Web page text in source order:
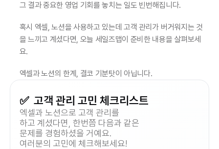
그 결과 중요한 영업 기회를 놓치는 일도 빈번해집니다.
혹시 엑셀, 노션을 사용하고 있는데 고객 관리가 버거워지는 것
을 느끼고 계셨다면, 오늘 세일즈맵이 준비한 내용을 살펴보세
요.
엑셀과 노션의 한계, 결코 기분탓이 아닙니다.
✅  고객 관리 고민 체크리스트
엑셀과 노션으로 고객 관리를
하고 계셨다면, 한번쯤 다음과 같은
문제를 경험하셨을 거예요.
여러분의 고민에 체크해보세요!